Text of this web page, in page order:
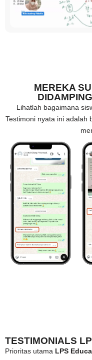
MEREKA
Lihatlah bagaimana
Testimoni nyata ini adalah
TESTIMONIALS
Prioritas utama LPS